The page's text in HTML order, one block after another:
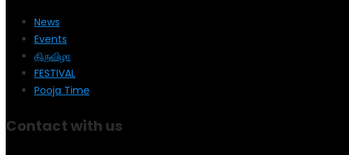
News
Events
திருவிழா
FESTIVAL
Pooja Time
Contact with us